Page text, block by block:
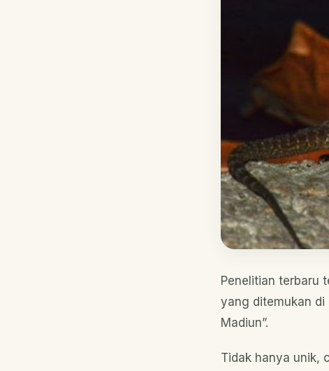
Penelitian terbaru
yang ditemukan di
Madiun”.
Tidak hanya unik,